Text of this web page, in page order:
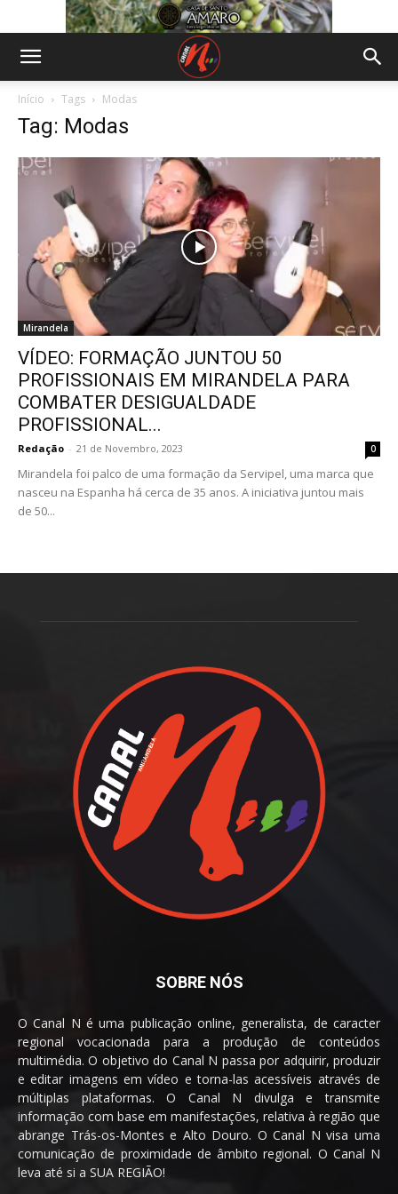
Início Tags Modas
Tag: Modas
Mirandela
VÍDEO: FORMAÇÃO JUNTOU 50
PROFISSIONAIS EM MIRANDELA PARA
COMBATER DESIGUALDADE
PROFISSIONAL...
Redação - 21 de Novembro, 2023 0
Mirandela foi palco de uma formação da Servipel, uma marca que
nasceu na Espanha há cerca de 35 anos. A iniciativa juntou mais
de 50...
SOBRE NÓS
O Canal N é uma publicação online, generalista, de caracter
regional vocacionada para a produção de conteúdos
multimédia. O objetivo do Canal N passa por adquirir, produzir
e editar imagens em vídeo e torna-las acessíveis através de
múltiplas plataformas. O Canal N divulga e transmite
informação com base em manifestações, relativa à região que
abrange Trás-os-Montes e Alto Douro. O Canal N visa uma
comunicação de proximidade de âmbito regional. O Canal N
leva até si a SUA REGIÃO!